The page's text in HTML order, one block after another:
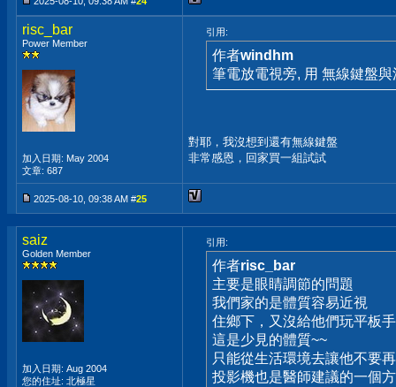
risc_bar
Power Member
加入日期: May 2004
文章: 687
引用:
作者windhm
筆電放電視旁, 用 無線鍵盤
對耶，我沒想到還有無線鍵盤
非常感恩，回家買一組試試
2025-08-10, 09:38 AM #25
saiz
Golden Member
加入日期: Aug 2004
您的住址: 北極星
引用:
作者risc_bar
主要是眼睛調節的問題
我們家的是體質容易近視
住鄉下，又沒給他們玩平板
這是少見的體質~~
只能從生活環境去讓他不要
投影機也是醫師建議的一個